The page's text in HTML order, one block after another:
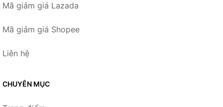
Mã giảm giá Lazada
Mã giảm giá Shopee
Liên hệ
CHUYÊN MỤC